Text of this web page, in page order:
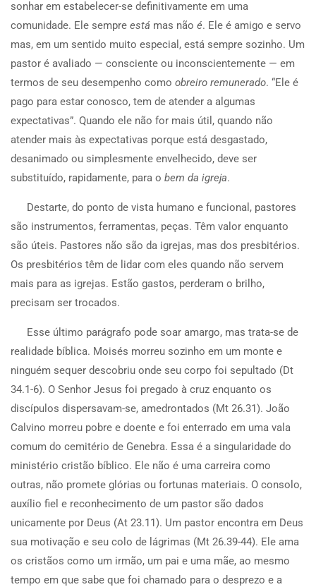
sonhar em estabelecer-se definitivamente em uma
comunidade. Ele sempre está mas não é. Ele é amigo e servo
mas, em um sentido muito especial, está sempre sozinho. Um
pastor é avaliado — consciente ou inconscientemente — em
termos de seu desempenho como obreiro remunerado. “Ele é
pago para estar conosco, tem de atender a algumas
expectativas”. Quando ele não for mais útil, quando não
atender mais às expectativas porque está desgastado,
desanimado ou simplesmente envelhecido, deve ser
substituído, rapidamente, para o bem da igreja.
Destarte, do ponto de vista humano e funcional, pastores
são instrumentos, ferramentas, peças. Têm valor enquanto
são úteis. Pastores não são da igrejas, mas dos presbitérios.
Os presbitérios têm de lidar com eles quando não servem
mais para as igrejas. Estão gastos, perderam o brilho,
precisam ser trocados.
Esse último parágrafo pode soar amargo, mas trata-se de
realidade bíblica. Moisés morreu sozinho em um monte e
ninguém sequer descobriu onde seu corpo foi sepultado (Dt
34.1-6). O Senhor Jesus foi pregado à cruz enquanto os
discípulos dispersavam-se, amedrontados (Mt 26.31). João
Calvino morreu pobre e doente e foi enterrado em uma vala
comum do cemitério de Genebra. Essa é a singularidade do
ministério cristão bíblico. Ele não é uma carreira como
outras, não promete glórias ou fortunas materiais. O consolo,
auxílio fiel e reconhecimento de um pastor são dados
unicamente por Deus (At 23.11). Um pastor encontra em Deus
sua motivação e seu colo de lágrimas (Mt 26.39-44). Ele ama
os cristãos como um irmão, um pai e uma mãe, ao mesmo
tempo em que sabe que foi chamado para o desprezo e a